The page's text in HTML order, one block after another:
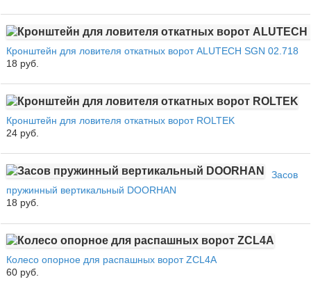
Кронштейн для ловителя откатных ворот ALUTECH SGN 02.718
18 руб.
Кронштейн для ловителя откатных ворот ROLTEK
24 руб.
Засов
пружинный вертикальный DOORHAN
18 руб.
Колесо опорное для распашных ворот ZCL4A
60 руб.